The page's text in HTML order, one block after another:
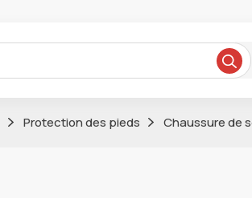
Protection des pieds Chaussure de